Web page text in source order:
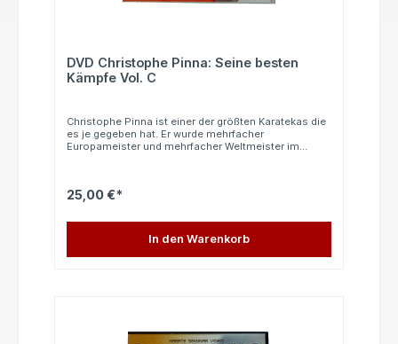
DVD Christophe Pinna: Seine besten
Kämpfe Vol. C
Christophe Pinna ist einer der größten Karatekas die
es je gegeben hat. Er wurde mehrfacher
Europameister und mehrfacher Weltmeister im
Belgrad - Weltmeisterschaft 1998 in Rio de Janeiro -
französischer und englischer Sprache (ohne
Französisch- und Englischkenntnisse leicht
25,00 €*
In den Warenkorb